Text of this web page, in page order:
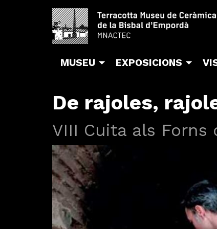
MUSEU EXPOSICIONS
De rajoles,
VIII Cuita als Forns